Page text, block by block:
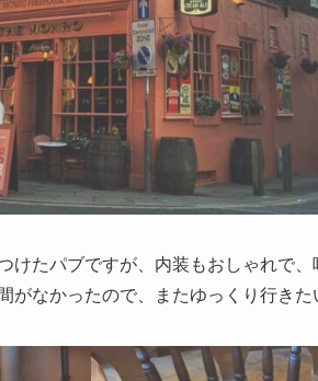
けたパブですが、内装もおしゃれで、
なかったので、またゆっくり行きた